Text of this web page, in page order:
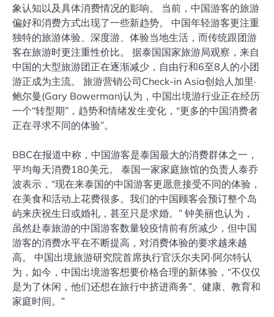
象认知以及具体消费情况的影响。 当前，中国游客的旅游
偏好和消费方式出现了一些新趋势。 中国年轻游客更注重
独特的旅游体验、深度游、体验当地生活，而传统跟团游
客在旅游时更注重性价比。 据泰国国家旅游局观察，来自
中国的大型旅游团正在逐渐减少，自由行和6至8人的小团
游正成为主流。 旅游营销公司Check-in Asia创始人加里·
鲍尔曼(Gary Bowerman)认为，中国出境游行业正在经历
一个“转型期”，趋势和情绪发生变化，“更多的中国消费者
正在寻求不同的体验”。
BBC在报道中称，中国游客是泰国最大的消费群体之一，
平均每天消费180美元。 泰国一家家庭旅馆的负责人泰乔
波表示，“现在来泰国的中国游客更愿意接受不同的体验，
在美食和活动上花费很多。我们的中国顾客会预订整个岛
屿来庆祝生日或婚礼，甚至只是求婚。” 钟美丽也认为，
虽然赴泰旅游的中国游客数量较疫情前有所减少，但中国
游客的消费水平在不断提高，对消费体验的要求越来越
高。 中国出境旅游研究院首席执行官沃尔夫冈·阿尔特认
为，如今，中国出境游客想要价格合理的新体验，“不仅仅
是为了休闲，他们还想在旅行中挤进商务”、健康、教育和
家庭时间。”